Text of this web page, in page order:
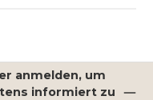
anmelden, um
informiert zu